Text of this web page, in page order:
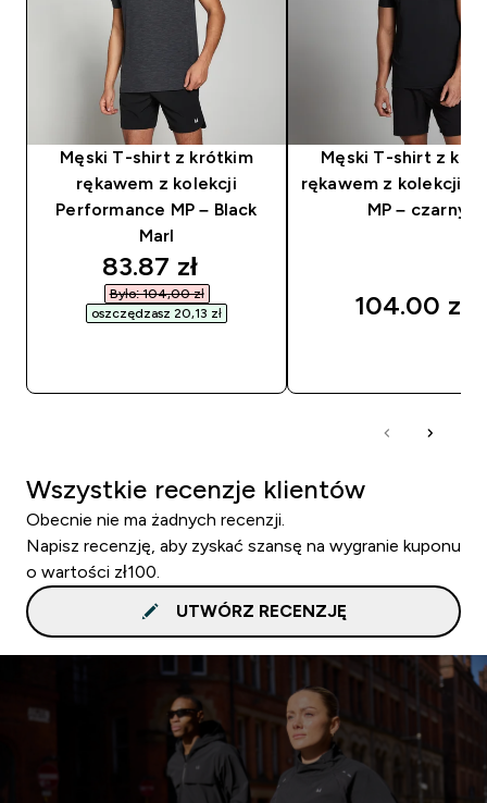
Męski T-shirt z krótkim
rękawem z kolekcji
Performance MP – Black
Marl
discounted price
83.87 zł‎
Było: 104,00 zł‎
oszczędzasz 20,13 zł‎
Męski T-shirt z
rękawem z kolekcji
MP – czarny
104.00 zł‎
Wszystkie recenzje klientów
Obecnie nie ma żadnych recenzji.
Napisz recenzję, aby zyskać szansę na wygranie kuponu
o wartości zł100.
UTWÓRZ RECENZJĘ